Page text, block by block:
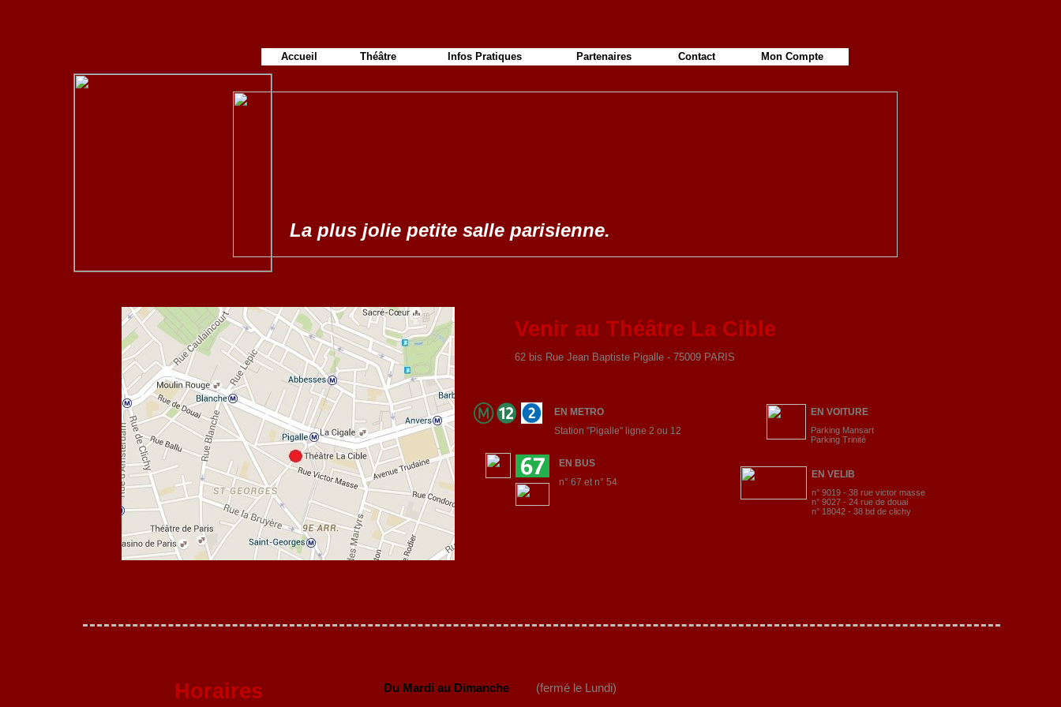
Venir au Théâtre La Cible
62 bis Rue Jean Baptiste Pigalle - 75009 PARIS
EN METRO
Station "Pigalle" ligne 2 ou 12
EN VOITURE
Parking Mansart
Parking Trinité
EN BUS
n° 67 et n° 54
EN VELIB
n° 9019 - 38 rue victor masse
n° 9027 - 24 rue de douai
n° 18042 - 38 bd de clichy
La plus jolie petite salle parisienne.
Accueil Théâtre Infos Pratiques Partenaires Contact Mon Compte
Horaires Du Mardi au Dimanche (fermé le Lundi)